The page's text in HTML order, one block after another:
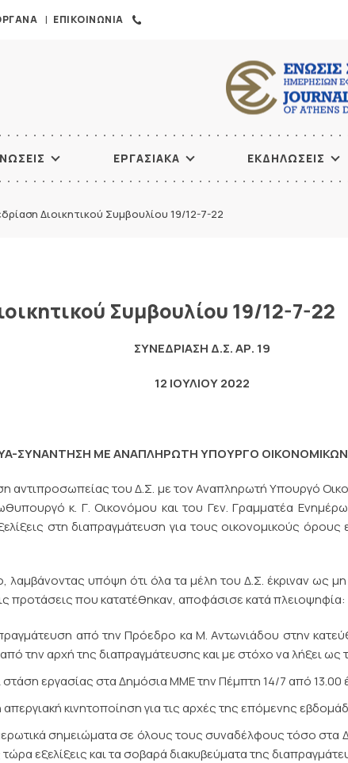
ΕΠΙΚΟΙΝΩΝΙΑ
ΕΡΓΑΣΙΑΚΑ ΕΚΔΗΛΩΣΕΙΣ
Διοικητικού Συμβουλίου 19/12-7-22
Συμβουλίου 19/12-7-22
ΣΥΝΕΔΡΙΑΣΗ Δ.Σ. ΑΡ. 19
12 ΙΟΥΛΙΟΥ 2022
ΣΥΝΑΝΤΗΣΗ ΜΕ ΑΝΑΠΛΗΡΩΤΗ ΥΠΟΥΡΓΟ ΟΙΚΟΝΟΜΙΚΩΝ-
αντιπροσωπείας του Δ.Σ. με τον Αναπληρωτή Υπουργό
κ. Γ. Οικονόμου και του Γεν. Γραμματέα
στη διαπραγμάτευση για τους οικονομικούς
λαμβάνοντας υπόψη ότι όλα τα μέλη του Δ.Σ. έκριναν ως
προτάσεις που κατατέθηκαν, αποφάσισε κατά πλειοψηφία:
από την Πρόεδρο κα Μ. Αντωνιάδου στην
την αρχή της διαπραγμάτευσης και με στόχο να λήξει ως
εργασίας στα Δημόσια ΜΜΕ την Πέμπτη 14/7 από 13.00
κινητοποίηση για τις αρχές της επόμενης
σημειώματα σε όλους τους συναδέλφους τόσο στα
εξελίξεις και τα σοβαρά διακυβεύματα της